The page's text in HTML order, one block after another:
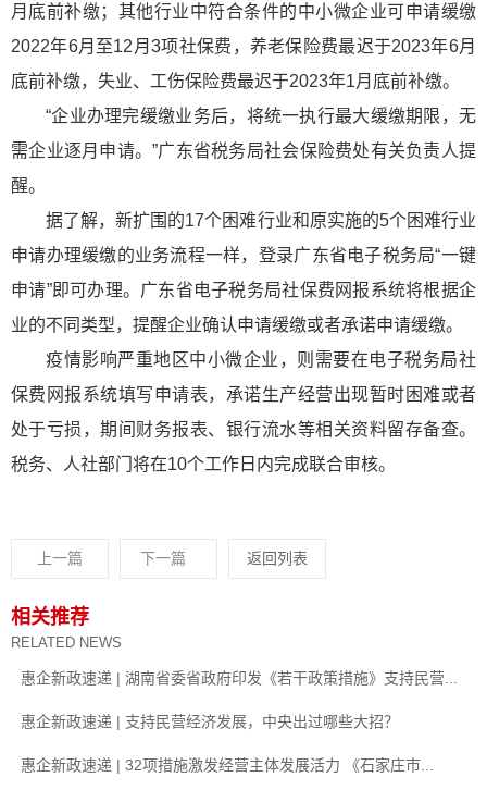
月底前补缴；其他行业中符合条件的中小微企业可申请缓缴
2022年6月至12月3项社保费，养老保险费最迟于2023年6月
底前补缴，失业、工伤保险费最迟于2023年1月底前补缴。
“企业办理完缓缴业务后，将统一执行最大缓缴期限，无
需企业逐月申请。”广东省税务局社会保险费处有关负责人提
醒。
据了解，新扩围的17个困难行业和原实施的5个困难行业
申请办理缓缴的业务流程一样，登录广东省电子税务局“一键
申请”即可办理。广东省电子税务局社保费网报系统将根据企
业的不同类型，提醒企业确认申请缓缴或者承诺申请缓缴。
疫情影响严重地区中小微企业，则需要在电子税务局社
保费网报系统填写申请表，承诺生产经营出现暂时困难或者
处于亏损，期间财务报表、银行流水等相关资料留存备查。
税务、人社部门将在10个工作日内完成联合审核。
上一篇 下一篇 返回列表
相关推荐
RELATED NEWS
惠企新政速递 | 湖南省委省政府印发《若干政策措施》支持民营...
惠企新政速递 | 支持民营经济发展，中央出过哪些大招？
惠企新政速递 | 32项措施激发经营主体发展活力 《石家庄市...